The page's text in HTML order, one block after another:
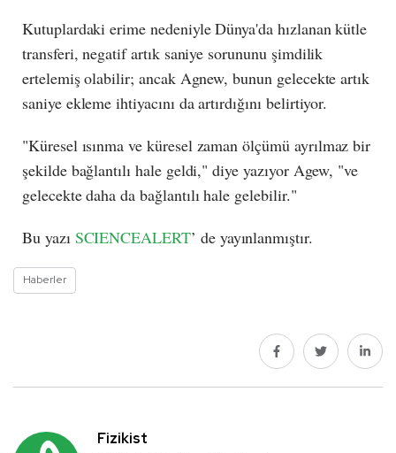
Kutuplardaki erime nedeniyle Dünya'da hızlanan kütle
transferi, negatif artık saniye sorununu şimdilik
ertelemiş olabilir; ancak Agnew, bunun gelecekte artık
saniye ekleme ihtiyacını da artırdığını belirtiyor.
"Küresel ısınma ve küresel zaman ölçümü ayrılmaz bir
şekilde bağlantılı hale geldi," diye yazıyor Agew, "ve
gelecekte daha da bağlantılı hale gelebilir."
Bu yazı SCIENCEALERT’ de yayınlanmıştır.
Haberler
Fizikist